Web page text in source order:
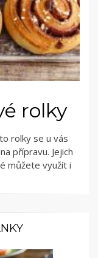
rolky
rolky se u vás
přípravu. Jejich
můžete využít i